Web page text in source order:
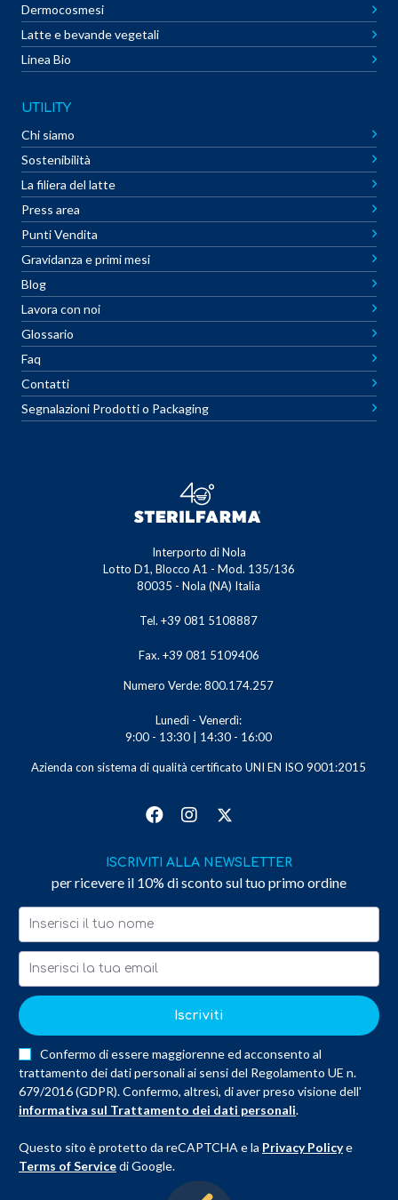
Dermocosmesi
Latte e bevande vegetali
Linea Bio
UTILITY
Chi siamo
Sostenibilità
La filiera del latte
Press area
Punti Vendita
Gravidanza e primi mesi
Blog
Lavora con noi
Glossario
Faq
Contatti
Segnalazioni Prodotti o Packaging
Interporto di Nola
Lotto D1, Blocco A1 - Mod. 135/136
80035 - Nola (NA) Italia
Tel. +39 081 5108887
Fax. +39 081 5109406
Numero Verde: 800.174.257
Lunedì - Venerdì:
9:00 - 13:30 | 14:30 - 16:00
Azienda con sistema di qualità certificato UNI EN ISO 9001:2015
ISCRIVITI ALLA NEWSLETTER
per ricevere il 10% di sconto sul tuo primo ordine
Iscriviti
Confermo di essere maggiorenne ed acconsento al
trattamento dei dati personali ai sensi del Regolamento UE n.
679/2016 (GDPR). Confermo, altresì, di aver preso visione dell'
informativa sul Trattamento dei dati personali.
Questo sito è protetto da reCAPTCHA e la Privacy Policye
Terms of Servicedi Google.